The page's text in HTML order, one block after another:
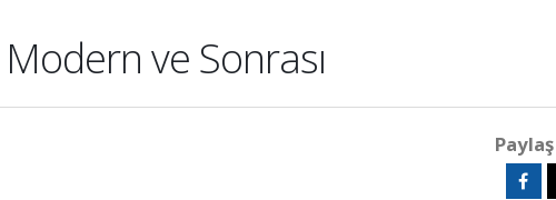
ve Sonrası
Paylaş